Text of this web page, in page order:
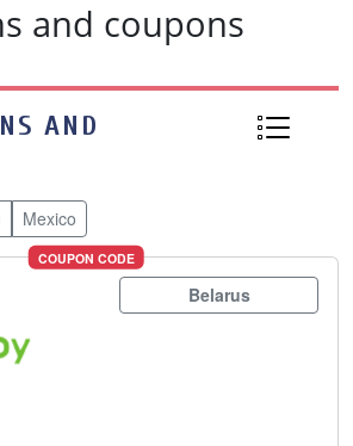
and coupons
AND
Mexico
COUPON CODE
Belarus